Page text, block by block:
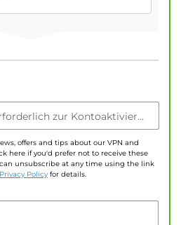
E-Mail-Adresse (erforderlich zur Kontoaktivierung)
offers and tips about our VPN and
here if you'd prefer not to receive these
unsubscribe at any time using the link
Privacy Policy for details.